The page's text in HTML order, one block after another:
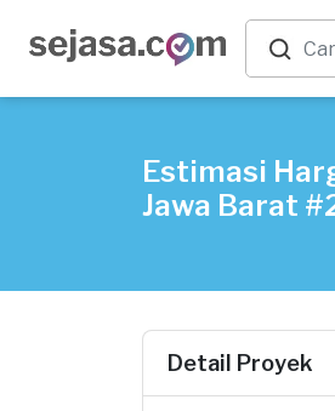
Estimasi
Jawa Barat
Detail Proyek